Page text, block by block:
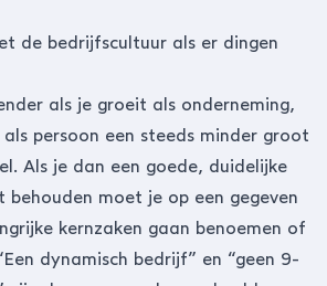
de bedrijfscultuur als er dingen
als je groeit als onderneming,
persoon een steeds minder groot
Als je dan een goede, duidelijke
moet je op een gegeven
kernzaken gaan benoemen of
dynamisch bedrijf” en “geen 9-